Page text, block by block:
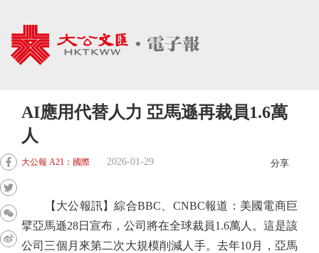
AI應用代替人力 亞馬遜再裁員1.6萬
人
大公報 A21：國際 2026-01-29 分享
【大公報訊】綜合BBC、CNBC報道：美國電商巨
擘亞馬遜28日宣布，公司將在全球裁員1.6萬人。這是該
公司三個月來第二次大規模削減人手。去年10月，亞馬